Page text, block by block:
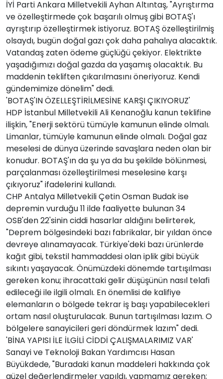
İYİ Parti Ankara Milletvekili Ayhan Altıntaş, "Ayrıştırma
ve özelleştirmede çok başarılı olmuş gibi BOTAŞ'ı
ayrıştırıp özelleştirmek istiyoruz. BOTAŞ özelleştirilmiş
olsaydı, bugün doğal gazı çok daha pahalıya alacaktık.
Vatandaş zaten ödeme güçlüğü çekiyor. Elektrikte
yaşadığımızı doğal gazda da yaşamış olacaktık. Bu
maddenin tekliften çıkarılmasını öneriyoruz. Kendi
gündemimize dönelim" dedi.
'BOTAŞ'IN ÖZELLEŞTİRİLMESİNE KARŞI ÇIKIYORUZ'
HDP İstanbul Milletvekili Ali Kenanoğlu kanun teklifine
ilişkin, "Enerji sektörü tümüyle kamunun elinde olmalı.
Limanlar, tümüyle kamunun elinde olmalı. Doğal gaz
meselesi de dünya üzerinde savaşlara neden olan bir
konudur. BOTAŞ'ın da şu ya da bu şekilde bölünmesi,
parçalanması özelleştirilmesi meselesine karşı
çıkıyoruz" ifadelerini kullandı.
CHP Antalya Milletvekili Çetin Osman Budak ise
depremin vurduğu 11 ilde faaliyette bulunan 34
OSB'den 22'sinin ciddi hasarlar aldığını belirterek,
"Deprem bölgesindeki bazı fabrikalar, bir yıldan önce
devreye alınamayacak. Türkiye'deki bazı ürünlerde
kağıt gibi, tekstil hammaddesi olan iplik gibi büyük
sıkıntı yaşayacak. Önümüzdeki dönemde tartışılması
gereken konu; ihracattaki gelir düşüşünün nasıl telafi
edileceği ile ilgili olmalı. En önemlisi de kalifiye
elemanların o bölgede tekrar iş başı yapabilecekleri
ortam nasıl oluşturulacak. Bunun tartışılması lazım. O
bölgelere sanayicileri geri döndürmek lazım" dedi.
'BİNA YAPISI İLE İLGİLİ CİDDİ ÇALIŞMALARIMIZ VAR'
Sanayi ve Teknoloji Bakan Yardımcısı Hasan
Büyükdede, "Buradaki kanun maddeleri hakkında çok
güzel değerlendirmeler yapıldı, yapmamız gereken;